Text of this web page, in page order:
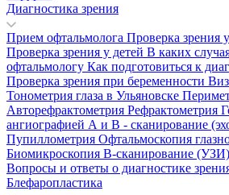
Диагностика зрения
Прием офтальмолога Проверка зрения
Проверка зрения у детей В каких
офтальмологу Как подготовиться к
Проверка зрения при беременности
Тонометрия глаза в Ульяновске
Авторефрактометрия Рефрактометрия
ангиографией А и В - сканирование
Пупиллометрия Офтальмоскопия
Биомикроскопия В-сканирование (УЗИ)
Вопросы и ответы о диагностике
Блефаропластика